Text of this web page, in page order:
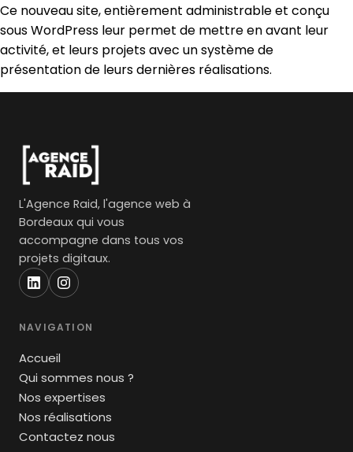
Ce nouveau site, entièrement administrable et conçu
sous WordPress leur permet de mettre en avant leur
activité, et leurs projets avec un système de
présentation de leurs dernières réalisations.
L'Agence Raid, l'agence web à
Bordeaux qui vous
accompagne dans tous vos
projets digitaux.
NAVIGATION
Accueil
Qui sommes nous ?
Nos expertises
Nos réalisations
Contactez nous